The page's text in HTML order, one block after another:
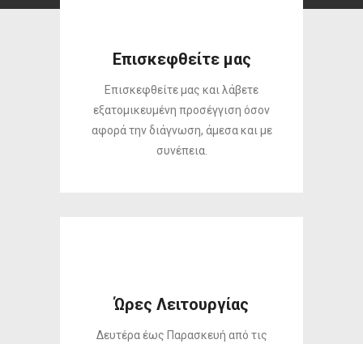
Επισκεφθείτε μας
Επισκεφθείτε μας και λάβετε
εξατομικευμένη προσέγγιση όσον
αφορά την διάγνωση, άμεσα και με
συνέπεια.
Ώρες Λειτουργίας
Δευτέρα έως Παρασκευή από τις